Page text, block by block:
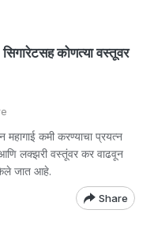
कोणत्या वस्तूवर
कमी करण्याचा प्रयत्न
लक्झरी वस्तूंवर कर वाढवून
केले जात आहे.
Share